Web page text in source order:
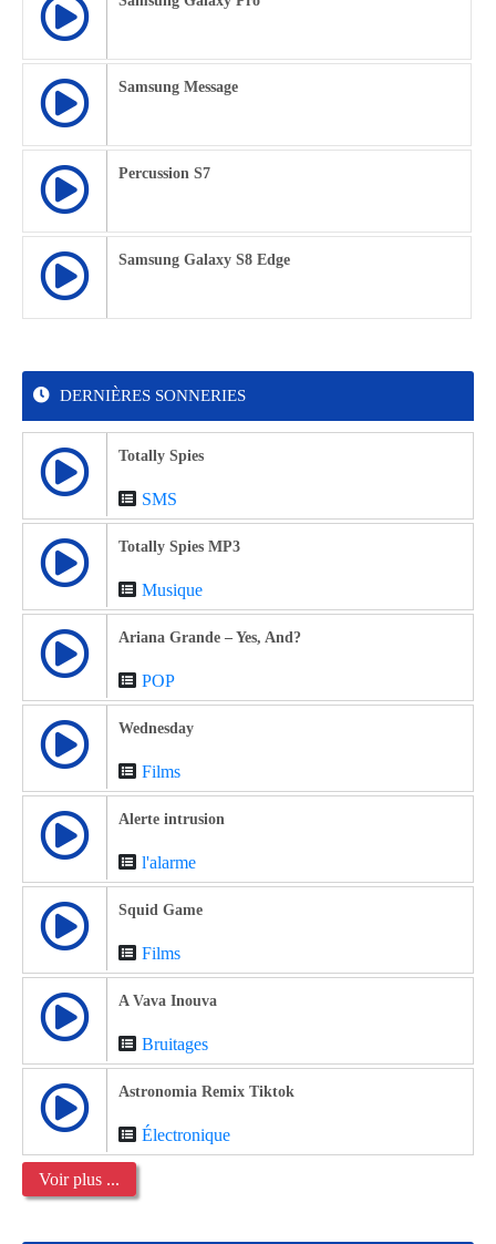
Samsung Message
Percussion S7
Samsung Galaxy S8 Edge
DERNIÈRES SONNERIES
Totally Spies
SMS
Totally Spies MP3
Musique
Ariana Grande – Yes, And?
POP
Wednesday
Films
Alerte intrusion
l'alarme
Squid Game
Films
A Vava Inouva
Bruitages
Astronomia Remix Tiktok
Électronique
Voir plus ...